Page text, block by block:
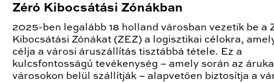
Zéró Kibocsátási Zónákban
2025-ben legalább 18 holland városban vezetik be a
Kibocsátási Zónákat (ZEZ) a logisztikai célokra,
célja a városi áruszállítás tisztábbá tétele. Ez a
kulcsfontosságú tevékenység – amely során az
városokon belül szállítják – alapvetően biztosítja a